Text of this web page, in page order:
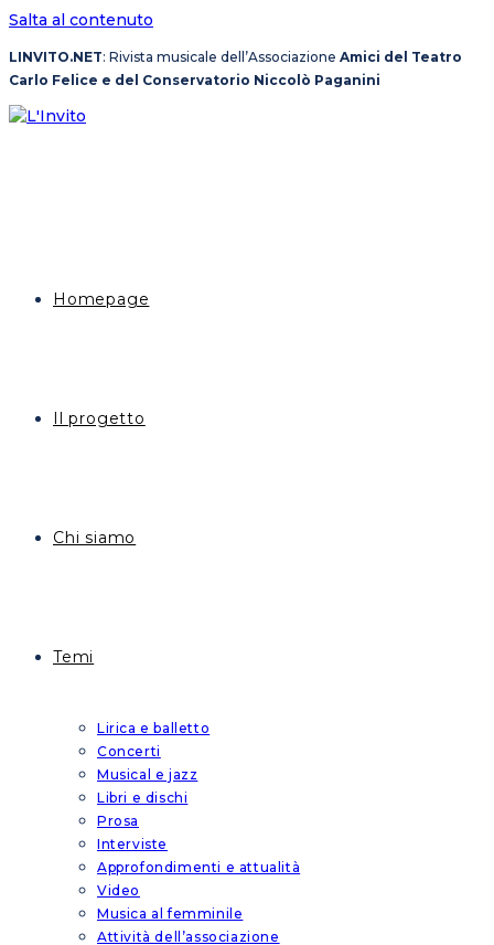
Salta al contenuto
LINVITO.NET: Rivista musicale dell’Associazione Amici del Teatro
Carlo Felice e del Conservatorio Niccolò Paganini
Homepage
Il progetto
Chi siamo
Temi
Lirica e balletto
Concerti
Musical e jazz
Libri e dischi
Prosa
Interviste
Approfondimenti e attualità
Video
Musica al femminile
Attività dell’associazione